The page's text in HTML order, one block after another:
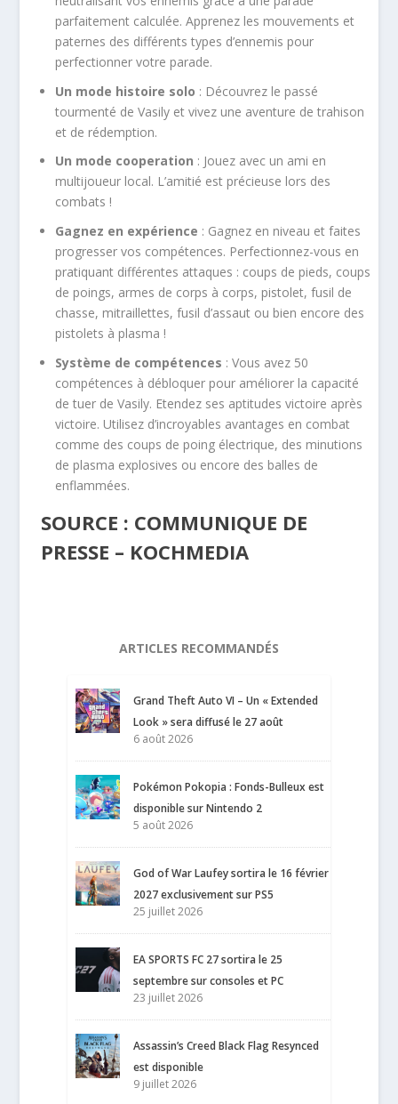
parfaitement calculée. Apprenez les mouvements et
paternes des différents types d’ennemis pour
perfectionner votre parade.
Un mode histoire solo : Découvrez le passé
tourmenté de Vasily et vivez une aventure de trahison
et de rédemption.
Un mode cooperation : Jouez avec un ami en
multijoueur local. L’amitié est précieuse lors des
combats !
Gagnez en expérience : Gagnez en niveau et faites
progresser vos compétences. Perfectionnez-vous en
pratiquant différentes attaques : coups de pieds, coups
de poings, armes de corps à corps, pistolet, fusil de
chasse, mitraillettes, fusil d’assaut ou bien encore des
pistolets à plasma !
Système de compétences : Vous avez 50
compétences à débloquer pour améliorer la capacité
de tuer de Vasily. Etendez ses aptitudes victoire après
victoire. Utilisez d’incroyables avantages en combat
comme des coups de poing électrique, des minutions
de plasma explosives ou encore des balles de
enflammées.
SOURCE : COMMUNIQUE DE
PRESSE – KOCHMEDIA
ARTICLES RECOMMANDÉS
Grand Theft Auto VI – Un « Extended
Look » sera diffusé le 27 août
6 août 2026
Pokémon Pokopia : Fonds-Bulleux est
disponible sur Nintendo 2
5 août 2026
God of War Laufey sortira le 16 février
2027 exclusivement sur PS5
25 juillet 2026
EA SPORTS FC 27 sortira le 25
septembre sur consoles et PC
23 juillet 2026
Assassin’s Creed Black Flag Resynced
est disponible
9 juillet 2026